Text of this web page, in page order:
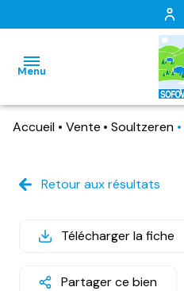
Menu
ventes
immo
estimation
Accueil Vente Soultzeren
Retour aux résultats
Télécharger la fiche
Partager ce bien